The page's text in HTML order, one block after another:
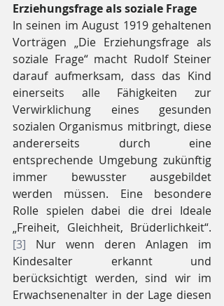
Erziehungsfrage als soziale Frage
In seinen im August 1919 gehaltenen
Vorträgen „Die Erziehungsfrage als
soziale Frage“ macht Rudolf Steiner
darauf aufmerksam, dass das Kind
einerseits alle Fähigkeiten zur
Verwirklichung eines gesunden
sozialen Organismus mitbringt, diese
andererseits durch eine
entsprechende Umgebung zukünftig
immer bewusster ausgebildet
werden müssen. Eine besondere
Rolle spielen dabei die drei Ideale
[3] Nur wenn deren Anlagen im
Kindesalter erkannt und
berücksichtigt werden, sind wir im
Erwachsenenalter in der Lage diesen